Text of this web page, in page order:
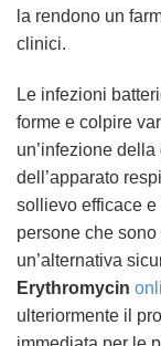
la rendono un
clinici.
Le infezioni
forme e colpire
un’infezione
dell’apparato
sollievo efficace
persone che
un’alternativa
Erythromycin
ulteriormente il